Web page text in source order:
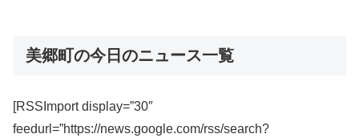
美郷町の今日のニュース一覧
[RSSImport display=”30″
feedurl=”https://news.google.com/rss/search?